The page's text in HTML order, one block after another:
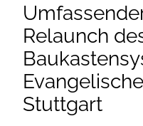
Relaunch
Stuttgart